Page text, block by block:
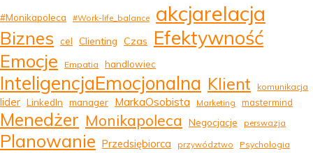
#Monikapoleca #Work-life_balance akcjarelacja
Biznes cel Clienting Czas Efektywność
Emocje Empatia handlowiec
InteligencjaEmocjonalna Klient komunikacja
lider LinkedIn manager MarkaOsobista Marketing mastermind
Menedżer Monikapoleca Negocjacje perswazja
Planowanie Przedsiębiorca przywództwo
Psychologia